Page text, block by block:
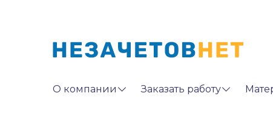
О компании Заказать работу